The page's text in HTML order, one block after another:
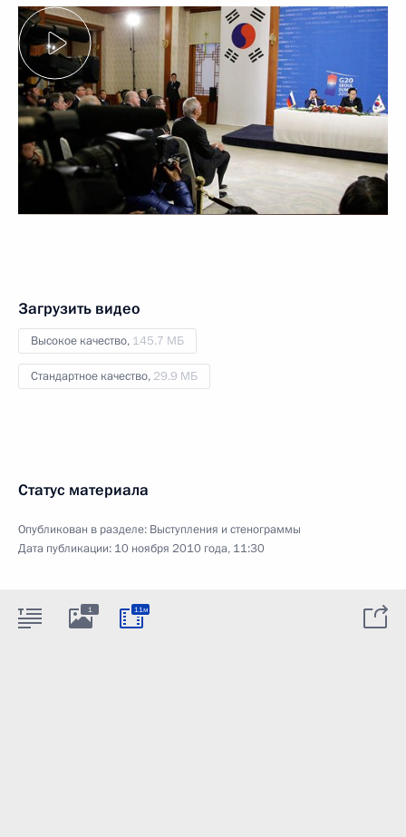
Загрузить видео
Высокое качество, 145.7 МБ
Стандартное качество, 29.9 МБ
Статус материала
Опубликован в разделе: Выступления и стенограммы
Дата публикации: 10 ноября 2010 года, 11:30
1 11м